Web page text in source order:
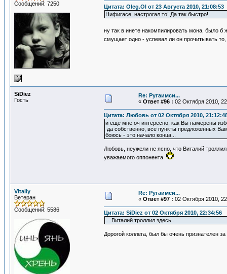
Сообщений: 7250
Цитата: Oleg.Ol от 23 Августа 2010, 21:08:53
Нифигасе, настрогал то! Да так быстро!
ну так в инете накомпилировать мона, было б
смущает одно - успевал ли он прочитывать
SiDiеz
Гость
Re: Ругаимси...
« Ответ #96 : 02 Октября 2010,
Цитата: Любовь от 02 Октября 2010,
и еще мне оч интересно, как Вы намерены
да собственно, все пункты предложенных
боюсь - это начало конца...
Любовь, неужели не ясно, что Виталий
уважаемого оппонента
Vitaliy
Ветеран
Сообщений: 5586
Re: Ругаимси...
« Ответ #97 : 02 Октября 2010,
Цитата: SiDiеz от 02 Октября 2010, 22:34:56
... Виталий троллил здесь...
Дорогой коллега, был бы очень признателен